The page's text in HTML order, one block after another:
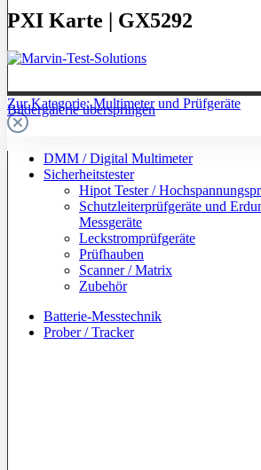
Zur Kategorie: Multimeter und Prüfgeräte
DMM / Digital Multimeter
Sicherheitstester
Hipot Tester /
Schutzleiterprüfgeräte und
Messgeräte
Leckstromprüfgeräte
Prüfhauben
Scanner / Matrix
Zubehör
Batterie-Messtechnik
Prober / Tracker
PXI Karte | GX5292
Bildergalerie überspringen